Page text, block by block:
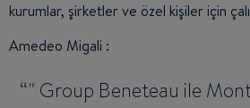
kurumlar, şirketler ve özel kişiler için
Amedeo Migali :
" Group Beneteau ile